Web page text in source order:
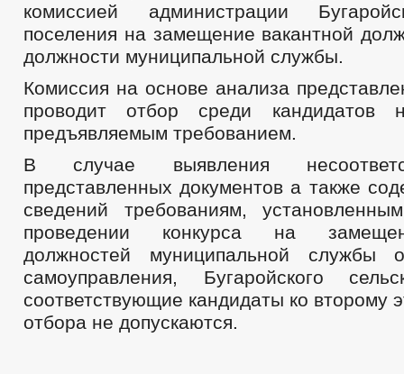
комиссией администрации
поселения на замещение вакантной
должности муниципальной службы.
Комиссия на основе анализа
проводит отбор среди кандидатов
предъявляемым требованием.
В случае выявления
представленных документов а также
сведений требованиям,
проведении конкурса на
должностей муниципальной службы
самоуправления, Бугаройского
соответствующие кандидаты ко второму
отбора не допускаются.